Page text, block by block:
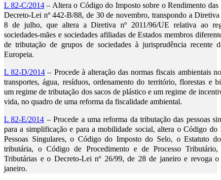
L 82-C/2014– Altera o Código do Imposto sobre o Rendimento das
Decreto-Lei nº 442-B/88, de 30 de novembro, transpondo a
8 de julho, que altera a Diretiva nº 2011/96/UE relativa ao
sociedades-mães e sociedades afiliadas de Estados membros
de tributação de grupos de sociedades à jurisprudência recente
Europeia.
L 82-D/2014 – Procede à alteração das normas fiscais ambientais
transportes, água, resíduos, ordenamento do território, florestas e
um regime de tributação dos sacos de plástico e um regime de
vida, no quadro de uma reforma da fiscalidade ambiental.
L 82-E/2014 – Procede a uma reforma da tributação das pessoas
para a simplificação e para a mobilidade social, altera o Código do
Pessoas Singulares, o Código do Imposto do Selo, o Estatuto
tributária, o Código de Procedimento e de Processo
Tributárias e o Decreto-Lei nº 26/99, de 28 de janeiro e revoga
janeiro.